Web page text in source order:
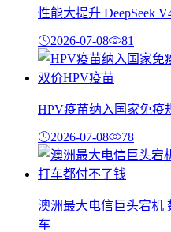
性能大提升 DeepSeek
2026-07-08 81
HPV疫苗纳入国家免疫
2026-07-08 78
澳洲最大电信巨头宕机
车